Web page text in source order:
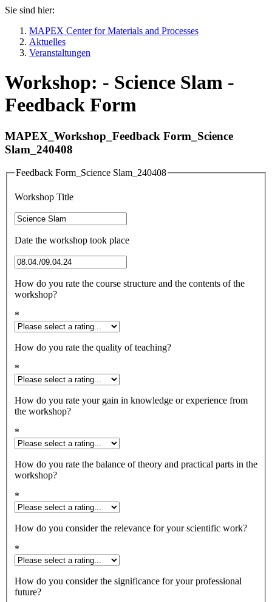
Sie sind hier:
MAPEX Center for Materials and Processes
Aktuelles
Veranstaltungen
Workshop: - Science Slam -
Feedback Form
MAPEX_Workshop_Feedback Form_Science
Slam_240408
Feedback Form_Science Slam_240408
Workshop Title
Date the workshop took place
How do you rate the course structure and the contents of the
workshop?
*
How do you rate the quality of teaching?
*
How do you rate your gain in knowledge or experience from
the workshop?
*
How do you rate the balance of theory and practical parts in the
workshop?
*
How do you consider the relevance for your scientific work?
*
How do you consider the significance for your professional
future?